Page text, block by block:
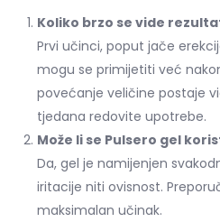
Koliko brzo se vide
Prvi učinci, poput jače
mogu se primijetiti već
povećanje veličine postaje
tjedana redovite upotrebe.
Može li se Pulsero gel
Da, gel je namijenjen
iritacije niti ovisnost.
maksimalan učinak.